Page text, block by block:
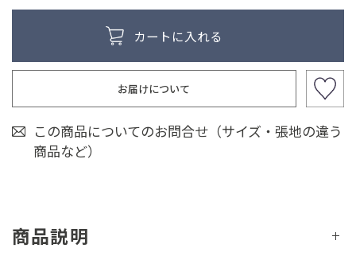
お届けについて
この商品についてのお問合せ（サイズ・張地の違う
商品など）
商品説明